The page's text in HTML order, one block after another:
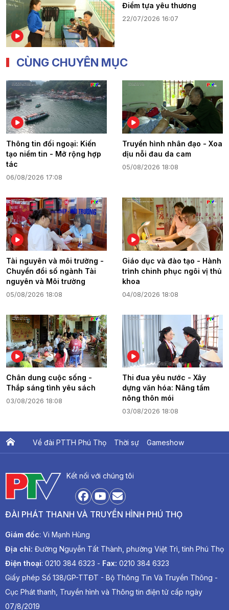
Điểm tựa yêu thương
22/07/2026 16:07
CÙNG CHUYÊN MỤC
Thông tin đối ngoại: Kiến
tạo niềm tin - Mở rộng hợp
tác
06/08/2026 17:08
Truyền hình nhân đạo - Xoa
dịu nỗi đau da cam
05/08/2026 18:08
Tài nguyên và môi trường -
Chuyển đổi số ngành Tài
nguyên và Môi trường
05/08/2026 18:08
Giáo dục và đào tạo - Hành
trình chinh phục ngôi vị thủ
khoa
04/08/2026 18:08
Chân dung cuộc sống -
Thắp sáng tình yêu sách
03/08/2026 18:08
Thi đua yêu nước - Xây
dựng văn hóa: Nâng tầm
nông thôn mói
03/08/2026 18:08
Về đài PTTH Phú Thọ Thời sự Gameshow
Kết nối với chúng tôi
ĐÀI PHÁT THANH VÀ TRUYỀN HÌNH PHÚ THỌ
Giám đốc: Vi Mạnh Hùng
Địa chỉ: Đường Nguyễn Tất Thành, phường Việt Trì, tỉnh Phú Thọ
Điện thoại: 0210 384 6323 - Fax: 0210 384 6323
Giấy phép Số 138/GP-TTĐT - Bộ Thông Tin Và Truyền Thông -
Cục Phát thanh, Truyền hình và Thông tin điện tử cấp ngày
07/8/2019